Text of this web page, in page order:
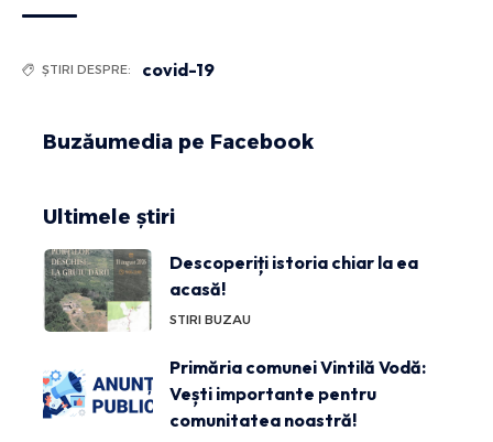
ȘTIRI DESPRE: covid-19
Buzăumedia pe Facebook
Ultimele știri
Descoperiți istoria chiar la ea
acasă!
STIRI BUZAU
Primăria comunei Vintilă Vodă:
Vești importante pentru
comunitatea noastră!